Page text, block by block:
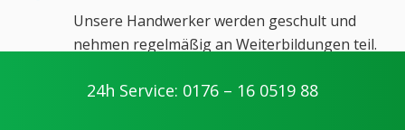
Unsere Handwerker werden geschult und
nehmen regelmäßig an Weiterbildungen teil.
kompetente Arbeitsweise
24h Service: 0176 – 16 0519 88